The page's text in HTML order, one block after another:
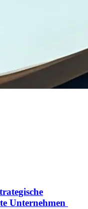
Unternehmen